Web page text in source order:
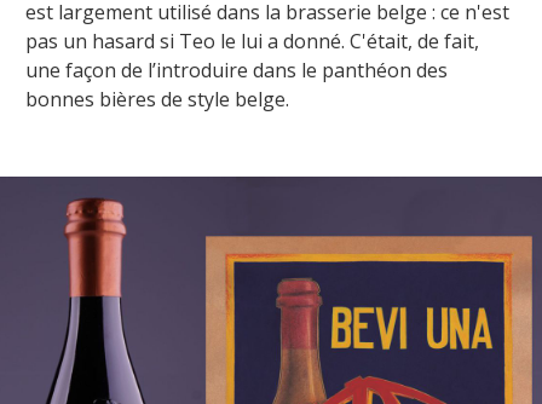
est largement utilisé dans la brasserie belge : ce n'est
pas un hasard si Teo le lui a donné. C'était, de fait,
une façon de l’introduire dans le panthéon des
bonnes bières de style belge.